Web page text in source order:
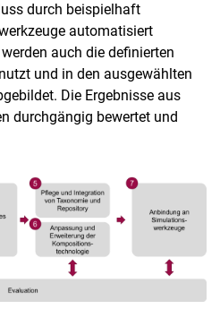
durch beispielhaft
automatisiert
auch die definierten
und in den ausgewählten
Die Ergebnisse aus
durchgängig bewertet und